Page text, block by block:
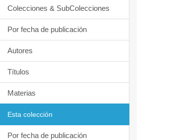
Colecciones & SubColecciones
Por fecha de publicación
Autores
Títulos
Materias
Esta colección
Por fecha de publicación